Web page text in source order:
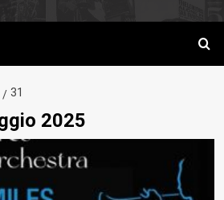
31
2025